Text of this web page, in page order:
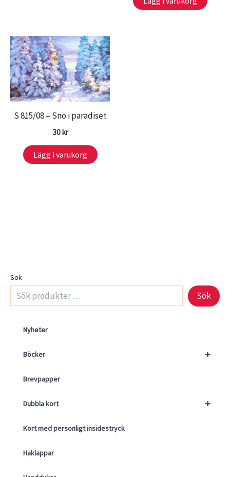
Sök
Sök
Nyheter
+
Böcker
Brevpapper
+
Dubbla kort
Kort med personligt insidestryck
Haklappar
S 815/08 – Snö i paradiset
30kr
Lägg i varukorg